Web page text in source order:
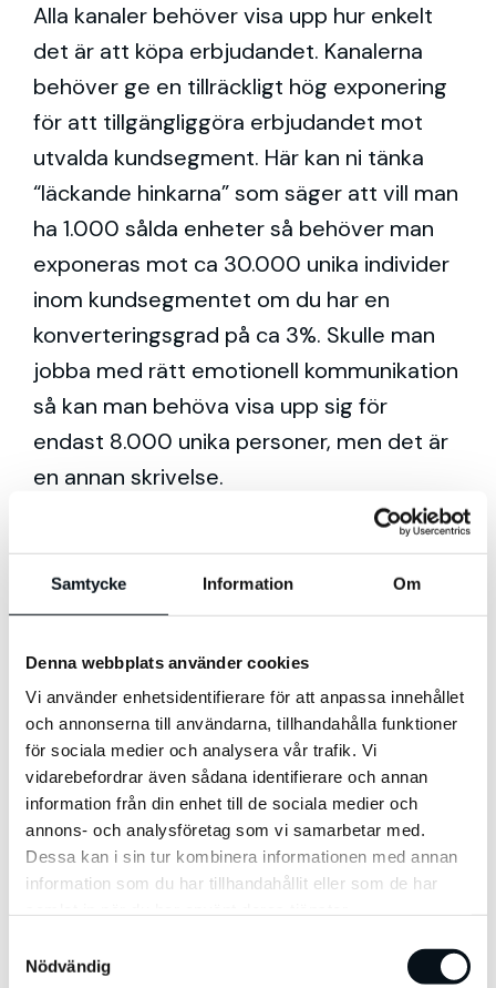
Samtycke Information Om
Denna webbplats använder cookies
Vi använder enhetsidentifierare för att anpassa innehållet
och annonserna till användarna, tillhandahålla funktioner
för sociala medier och analysera vår trafik. Vi
vidarebefordrar även sådana identifierare och annan
information från din enhet till de sociala medier och
annons- och analysföretag som vi samarbetar med.
Dessa kan i sin tur kombinera informationen med annan
information som du har tillhandahållit eller som de har
Nödvändig
Alla kanaler behöver visa upp hur enkelt
det är att köpa erbjudandet. Kanalerna
behöver ge en tillräckligt hög exponering
för att tillgängliggöra erbjudandet mot
utvalda kundsegment. Här kan ni tänka
“läckande hinkarna” som säger att vill man
ha 1.000 sålda enheter så behöver man
exponeras mot ca 30.000 unika individer
inom kundsegmentet om du har en
konverteringsgrad på ca 3%. Skulle man
jobba med rätt emotionell kommunikation
så kan man behöva visa upp sig för
endast 8.000 unika personer, men det är
en annan skrivelse.
Tittar man kring de fyra delar Kanaler,
Värdeerbjudande så skapar de
tillsammans ett intäktsflöde. Så du kan ta
betalt där värde skapas för kunden,
justera prissättningar samt se över
betalningsformer med mera.